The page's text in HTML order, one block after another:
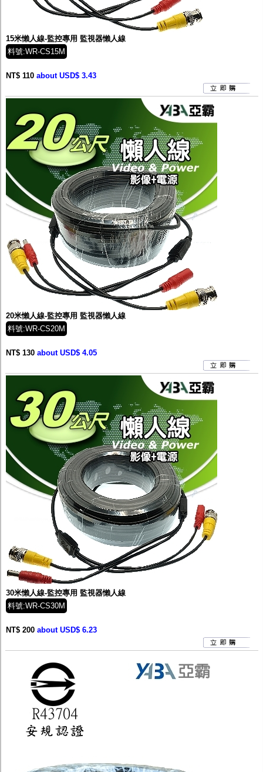
15米懶人線-監控專用 監視器懶人線
料號:WR-CS15M
NT$ 110 about USD$ 3.43
20米懶人線-監控專用 監視器懶人線
料號:WR-CS20M
NT$ 130 about USD$ 4.05
30米懶人線-監控專用 監視器懶人線
料號:WR-CS30M
NT$ 200 about USD$ 6.23